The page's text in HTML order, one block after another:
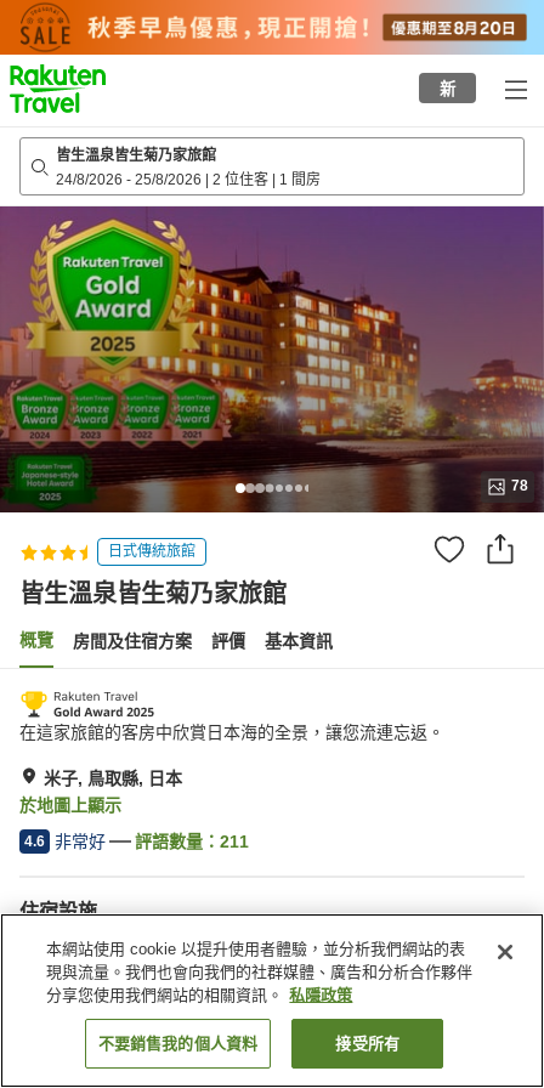
to
top
page
新
皆生溫泉皆生菊乃家旅館
24/8/2026 - 25/8/2026 | 2 位住客 | 1 間房
78
日式傳統旅館
皆生溫泉皆生菊乃家旅館
概覽 房間及住宿方案 評價 基本資訊
在這家旅館的客房中欣賞日本海的全景，讓您流連忘返。
米子, 鳥取縣, 日本
於地圖上顯示
4.6 非常好 評語數量： 211
住宿設施
送遞服務
喚醒服務
食物過敏特殊飲食要求
熨斗（詢問服務人員）
日本 鳥取縣 米子 皆生溫泉皆生菊乃家旅館
找客房
本網站使用 cookie 以提升使用者體驗，並分析我們網站的表
現與流量。我們也會向我們的社群媒體、廣告和分析合作夥伴
分享您使用我們網站的相關資訊。
私隱政策
不要銷售我的個人資料 接受所有